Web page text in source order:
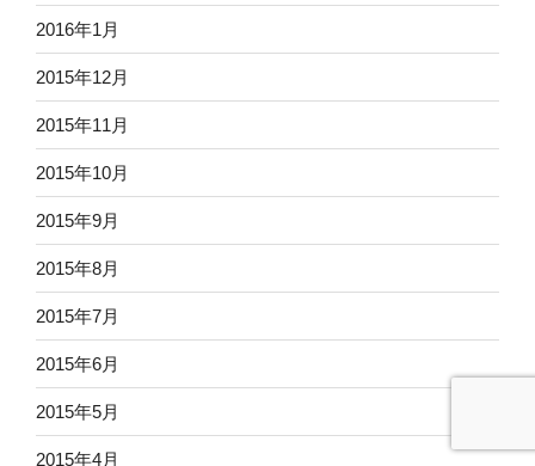
2016年1月
2015年12月
2015年11月
2015年10月
2015年9月
2015年8月
2015年7月
2015年6月
2015年5月
2015年4月